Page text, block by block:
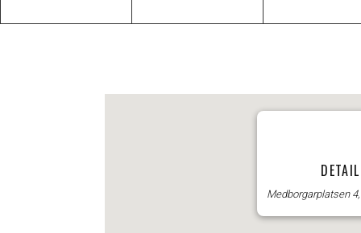
Medborgarplatsen